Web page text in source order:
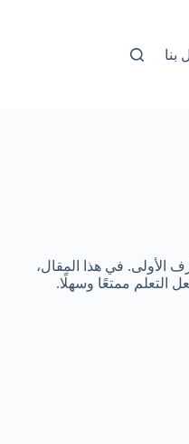
بنا
الأولى. في هذا المقال،